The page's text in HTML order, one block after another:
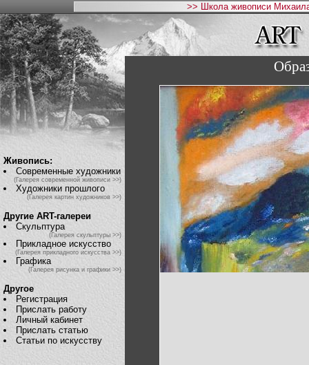
>> Школа живописи
Живопись:
Современные художники
(Галерея современной живописи >>)
Художники прошлого
(Галерея картин художников >>)
Другие ART-галереи
Скульптура
(Галерея скульптуры >>)
Прикладное искусство
(Галерея прикладного искусства >>)
Графика
(Галерея рисунка и графики >>)
Другое
Регистрация
Прислать работу
Личный кабинет
Прислать статью
Статьи по искусству